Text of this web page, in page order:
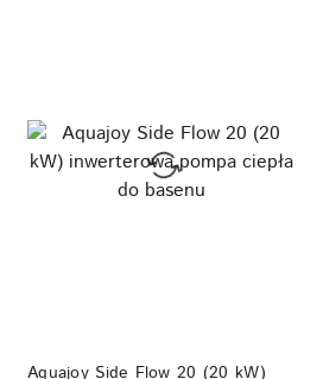
Aquajoy Side Flow 20 (20 kW)
DO KOSZYKA